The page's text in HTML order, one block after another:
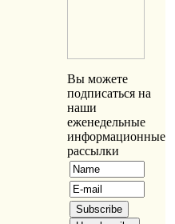
Вы можете
подписаться на
наши
еженедельные
информационные
рассылки